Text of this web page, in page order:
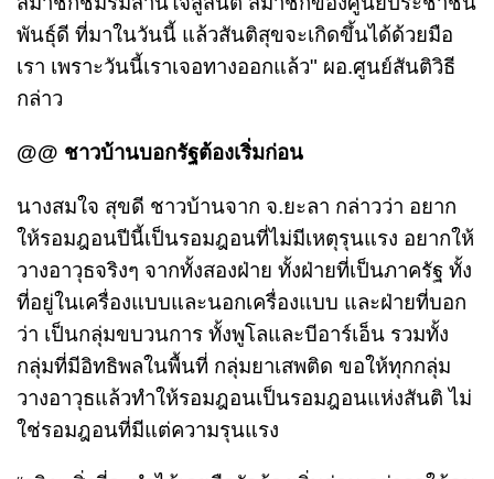
พันธุ์ดี ที่มาในวันนี้ แล้วสันติสุขจะเกิดขึ้นได้ด้วยมือ
เรา เพราะวันนี้เราเจอทางออกแล้ว" ผอ.ศูนย์สันติวิธี
กล่าว
@@ ชาวบ้านบอกรัฐต้องเริ่มก่อน
นางสมใจ สุขดี ชาวบ้านจาก จ.ยะลา กล่าวว่า อยาก
ให้รอมฎอนปีนี้เป็นรอมฎอนที่ไม่มีเหตุรุนแรง อยากให้
วางอาวุธจริงๆ จากทั้งสองฝ่าย ทั้งฝ่ายที่เป็นภาครัฐ ทั้ง
ที่อยู่ในเครื่องแบบและนอกเครื่องแบบ และฝ่ายที่บอก
ว่า เป็นกลุ่มขบวนการ ทั้งพูโลและบีอาร์เอ็น รวมทั้ง
กลุ่มที่มีอิทธิพลในพื้นที่ กลุ่มยาเสพติด ขอให้ทุกกลุ่ม
วางอาวุธแล้วทำให้รอมฎอนเป็นรอมฎอนแห่งสันติ ไม่
ใช่รอมฎอนที่มีแต่ความรุนแรง